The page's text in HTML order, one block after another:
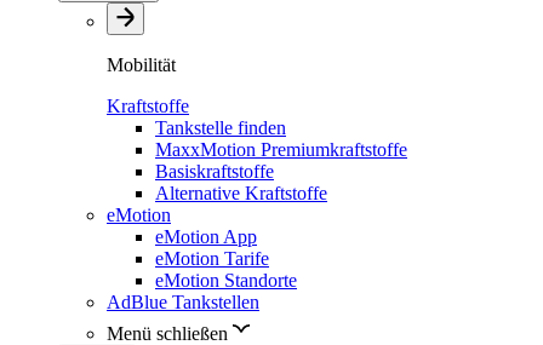
Mobilität
Kraftstoffe
Tankstelle finden
MaxxMotion Premiumkraftstoffe
Basiskraftstoffe
Alternative Kraftstoffe
eMotion
eMotion App
eMotion Tarife
eMotion Standorte
AdBlue Tankstellen
Menü schließen